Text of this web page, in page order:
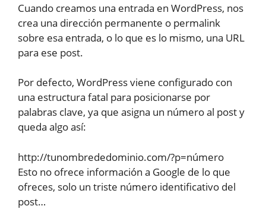
Cuando creamos una entrada en WordPress, nos
crea una dirección permanente o permalink
sobre esa entrada, o lo que es lo mismo, una URL
para ese post.
Por defecto, WordPress viene configurado con
una estructura fatal para posicionarse por
palabras clave, ya que asigna un número al post y
queda algo así:
http://tunombrededominio.com/?p=número
Esto no ofrece información a Google de lo que
ofreces, solo un triste número identificativo del
post…